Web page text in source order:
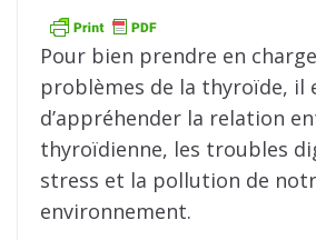
Pour bien prendre en
problèmes de la thyroïde, il
d’appréhender la relation
thyroïdienne, les troubles
stress et la pollution de
environnement.